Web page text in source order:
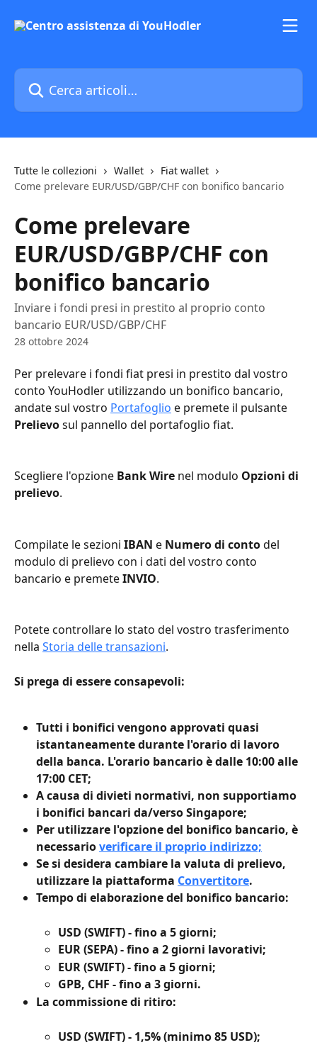
Cerca articoli…
Tutte le collezioni Wallet
Fiat wallet
Come prelevare EUR/USD/GBP/CHF con bonifico bancario
Come prelevare
EUR/USD/GBP/CHF con
bonifico bancario
Inviare i fondi presi in prestito al proprio conto
bancario EUR/USD/GBP/CHF
28 ottobre 2024
Per prelevare i fondi fiat presi in prestito dal vostro
conto YouHodler utilizzando un bonifico bancario,
andate sul vostro Portafoglio e premete il pulsante
Prelievo sul pannello del portafoglio fiat.
Scegliere l'opzione Bank Wire nel modulo Opzioni di
prelievo.
Compilate le sezioni IBAN e Numero di conto del
modulo di prelievo con i dati del vostro conto
bancario e premete INVIO.
Potete controllare lo stato del vostro trasferimento
nella Storia delle transazioni.
Si prega di essere consapevoli:
Tutti i bonifici vengono approvati quasi
istantaneamente durante l'orario di lavoro
della banca. L'orario bancario è dalle 10:00 alle
17:00 CET;
A causa di divieti normativi, non supportiamo
i bonifici bancari da/verso Singapore;
Per utilizzare l'opzione del bonifico bancario, è
necessario verificare il proprio indirizzo;
Se si desidera cambiare la valuta di prelievo,
utilizzare la piattaforma Convertitore.
Tempo di elaborazione del bonifico bancario:
USD (SWIFT) - fino a 5 giorni;
EUR (SEPA) - fino a 2 giorni lavorativi;
EUR (SWIFT) - fino a 5 giorni;
GPB, CHF - fino a 3 giorni.
La commissione di ritiro:
USD (SWIFT) - 1,5% (minimo 85 USD);